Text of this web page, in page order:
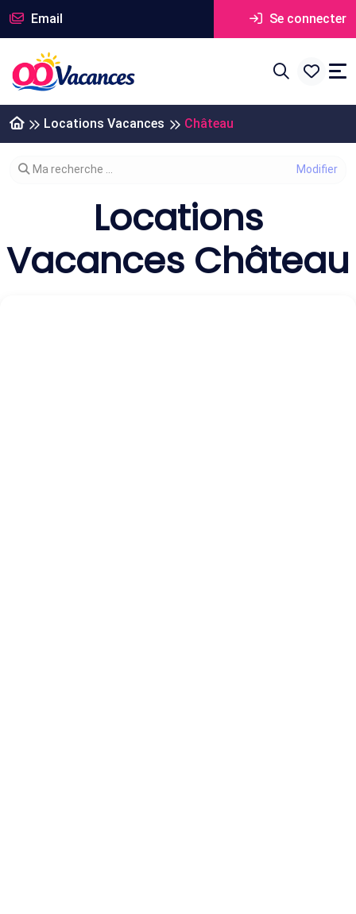
Email Se connecter
Locations Vacances Château
Modifier votre recherche
Ma recherche ...
Locations
Vacances Château